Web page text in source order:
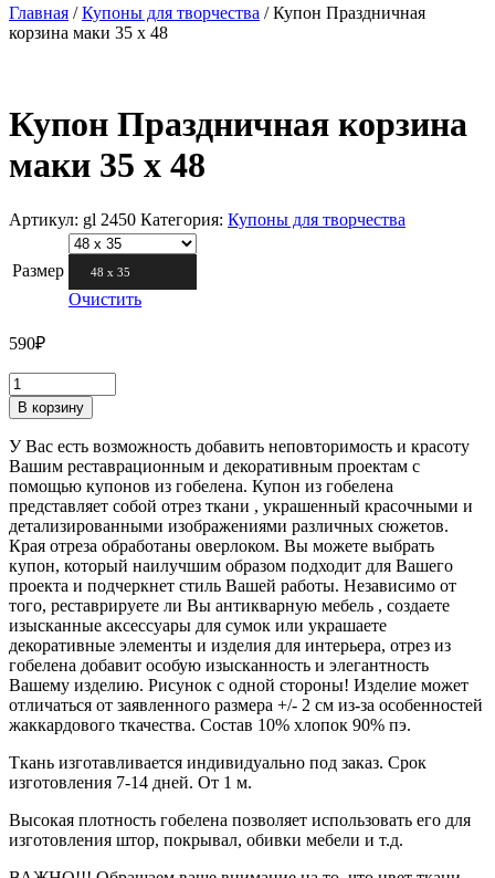
Главная /Купоны для творчества /Купон Праздничная
корзина маки 35 х 48
Купон Праздничная корзина
маки 35 х 48
Артикул: gl 2450 Категория: Купоны для творчества
Размер 48 х 35
Очистить
590₽
В корзину
У Вас есть возможность добавить неповторимость и красоту
Вашим реставрационным и декоративным проектам с
помощью купонов из гобелена. Купон из гобелена
представляет собой отрез ткани , украшенный красочными и
детализированными изображениями различных сюжетов.
Края отреза обработаны оверлоком. Вы можете выбрать
купон, который наилучшим образом подходит для Вашего
проекта и подчеркнет стиль Вашей работы. Независимо от
того, реставрируете ли Вы антикварную мебель , создаете
изысканные аксессуары для сумок или украшаете
декоративные элементы и изделия для интерьера, отрез из
гобелена добавит особую изысканность и элегантность
Вашему изделию. Рисунок с одной стороны! Изделие может
отличаться от заявленного размера +/- 2 см из-за особенностей
жаккардового ткачества. Состав 10% хлопок 90% пэ.
Ткань изготавливается индивидуально под заказ. Срок
изготовления 7-14 дней. От 1 м.
Высокая плотность гобелена позволяет использовать его для
изготовления штор, покрывал, обивки мебели и т.д.